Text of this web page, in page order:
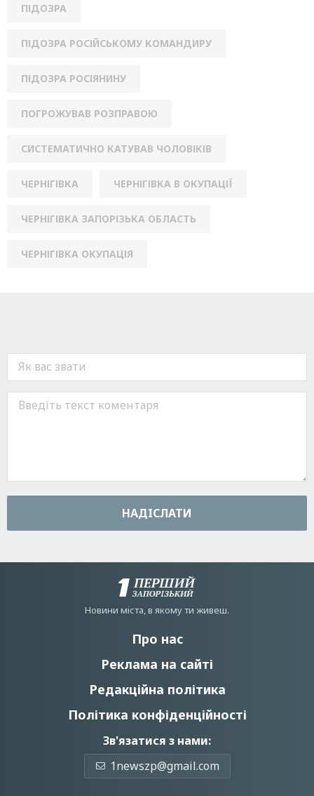
ПІДОЗРА
ПІДОЗРА РОСІЙСЬКОМУ КОМАНДИРУ
ПІДОЗРА РОСІЯНИНУ
ПОГРОЖУВАВ РОЗПРАВОЮ
СИСТЕМАТИЧНО КАТУВАВ ЧОЛОВІКІВ
ЧЕРНІГІВКА ЧЕРНІГІВКА В ОКУПАЦІЇ
ЧЕРНІГІВКА ЗАПОРІЗЬКА ОБЛАСТЬ
ЧЕРНІГІВКА ОКУПАЦІЯ
НАДIСЛАТИ
Новини мiста, в якому ти живеш.
Про нас
Реклама на сайті
Редакційна політика
Політика конфіденційності
Зв'язатися з нами:
1newszp@gmail.com